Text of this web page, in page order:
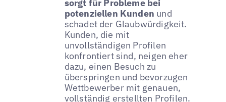
sorgt für Probleme bei
potenziellen Kunden und
schadet der Glaubwürdigkeit.
Kunden, die mit
unvollständigen Profilen
konfrontiert sind, neigen eher
dazu, einen Besuch zu
überspringen und bevorzugen
Wettbewerber mit genauen,
vollständig erstellten Profilen.